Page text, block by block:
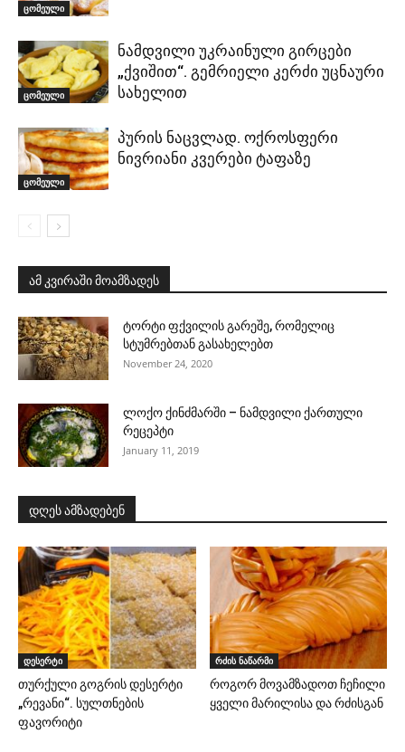
ცომეული
ცომეული
ნამდვილი უკრაინული გირცები
„ქვიშით“. გემრიელი კერძი უცნაური
სახელით
ცომეული
პურის ნაცვლად. ოქროსფერი
ნივრიანი კვერები ტაფაზე
ამ კვირაში მოამზადეს
ტორტი ფქვილის გარეშე, რომელიც
სტუმრებთან გასახელებთ
November 24, 2020
ლოქო ქინძმარში – ნამდვილი ქართული
რეცეპტი
January 11, 2019
დღეს ამზადებენ
დესერტი
თურქული გოგრის დესერტი
„რევანი“. სულთნების
ფავორიტი
რძის ნაწარმი
როგორ მოვამზადოთ ჩეჩილი
ყველი მარილისა და რძისგან